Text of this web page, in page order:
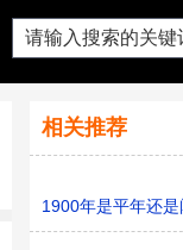
相关推荐
1900年是平年还是